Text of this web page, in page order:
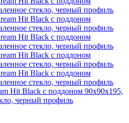
Hit Black с поддоном 90x90х195,
черный профиль